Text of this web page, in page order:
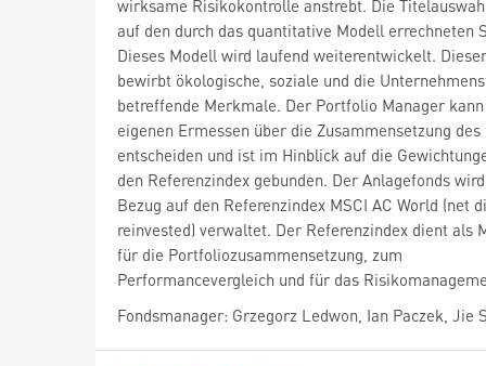
wirksame Risikokontrolle anstrebt. Die
auf den durch das quantitative Modell errechneten
Dieses Modell wird laufend weiterentwickelt.
bewirbt ökologische, soziale und die
betreffende Merkmale. Der Portfolio Manager
eigenen Ermessen über die Zusammensetzung
entscheiden und ist im Hinblick auf die
den Referenzindex gebunden. Der Anlagefonds
Bezug auf den Referenzindex MSCI AC World (net
reinvested) verwaltet. Der Referenzindex dient als
für die Portfoliozusammensetzung, zum
Performancevergleich und für das
Fondsmanager: Grzegorz Ledwon, Ian Paczek, Jie